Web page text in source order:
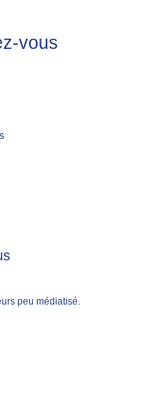
vous
peu médiatisé.